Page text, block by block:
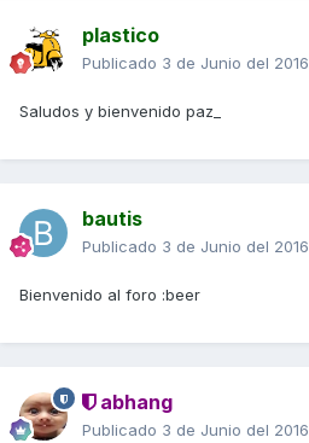
plastico
Publicado 3 de Junio del 2016
Saludos y bienvenido paz_
bautis
Publicado 3 de Junio del 2016
Bienvenido al foro :beer
abhang
Publicado 3 de Junio del 2016